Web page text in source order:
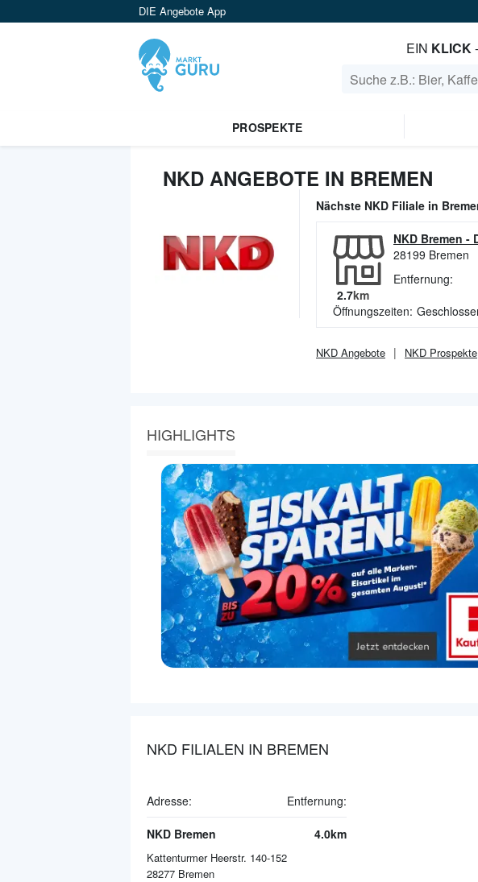
DIE Angebote App
EIN KLICK
PROSPEKTE
NKD ANGEBOTE IN BREMEN
Nächste NKD Filiale in
NKD Bremen -
28199 Bremen
Entfernung:
2.7km
Öffnungszeiten:
NKD Angebote NKD Prospekte
HIGHLIGHTS
NKD FILIALEN IN BREMEN
Adresse: Entfernung:
NKD Bremen
Kattenturmer Heerstr. 140-152
28277 Bremen
4.0km